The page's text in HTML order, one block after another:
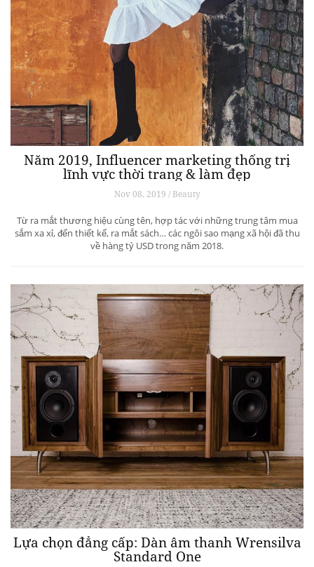
Năm 2019, Influencer marketing thống trị
lĩnh vực thời trang & làm đẹp
Nov 08, 2019 / Beauty
Từ ra mắt thương hiệu cùng tên, hợp tác với những trung tâm mua
sắm xa xỉ, đến thiết kế, ra mắt sách… các ngôi sao mạng xã hội đã thu
về hàng tỷ USD trong năm 2018.
Lựa chọn đẳng cấp: Dàn âm thanh Wrensilva
Standard One